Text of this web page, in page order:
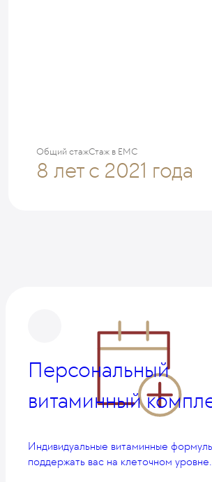
Общий стаж
8 лет
Стаж в ЕМС
с 2021 года
Персональный
витаминный
Индивидуальные витаминные
поддержать вас на клеточном уровне.